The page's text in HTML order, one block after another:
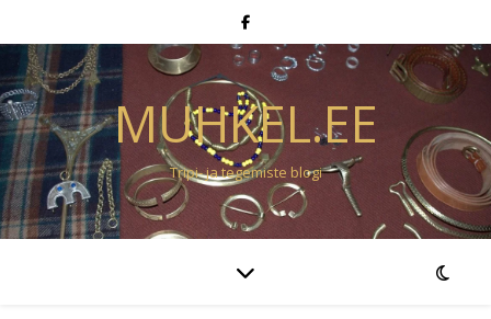
MUHKEL.EE
Tripi- ja tegemiste blogi